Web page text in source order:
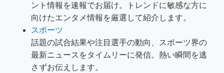
ント情報を速報でお届け。トレンドに敏感な方に
向けたエンタメ情報を厳選して紹介します。
スポーツ
話題の試合結果や注目選手の動向、スポーツ界の
最新ニュースをタイムリーに発信。熱い瞬間を逃
さずお伝えします。